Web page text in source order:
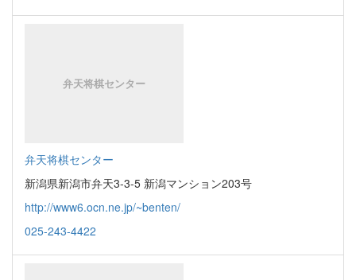
弁天将棋センター
新潟県新潟市弁天3-3-5 新潟マンション203号
http://www6.ocn.ne.jp/~benten/
025-243-4422